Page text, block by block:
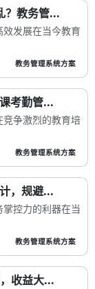
？教务管...
发展在当今教育
教务管理系统方案
考勤管...
争激烈的教育培
教务管理系统方案
，规避...
控力的利器在当
教务管理系统方案
收益大...